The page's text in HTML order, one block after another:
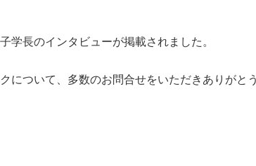
学長のインタビューが掲載されました。
について、多数のお問合せをいただきありがと